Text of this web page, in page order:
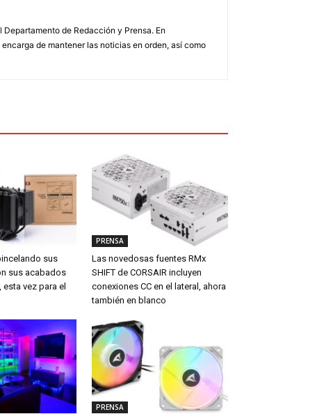
de Redacción y Prensa. En
de mantener las noticias en orden, así como
sus
sus acabados
vez para el
PRENSA
Las novedosas fuentes RMx
SHIFT de CORSAIR incluyen
conexiones CC en el lateral, ahora
también en blanco
PRENSA